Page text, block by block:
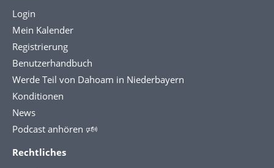
Login
Mein Kalender
Registrierung
Benutzerhandbuch
Werde Teil von Dahoam in Niederbayern
Konditionen
News
Podcast anhören 🕬
Rechtliches